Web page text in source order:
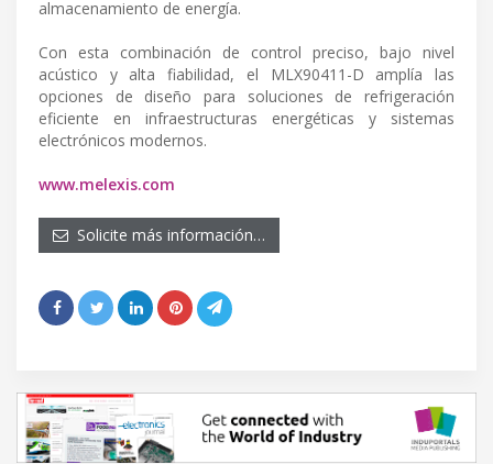
almacenamiento de energía.
Con esta combinación de control preciso, bajo nivel
acústico y alta fiabilidad, el MLX90411-D amplía las
opciones de diseño para soluciones de refrigeración
eficiente en infraestructuras energéticas y sistemas
electrónicos modernos.
www.melexis.com
Solicite más información…